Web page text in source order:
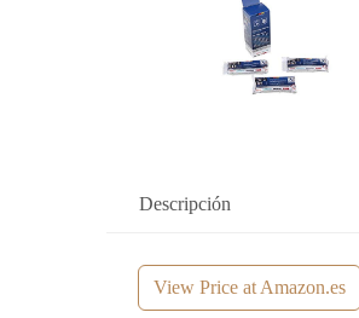
Descripción
View Price at Amazon.es